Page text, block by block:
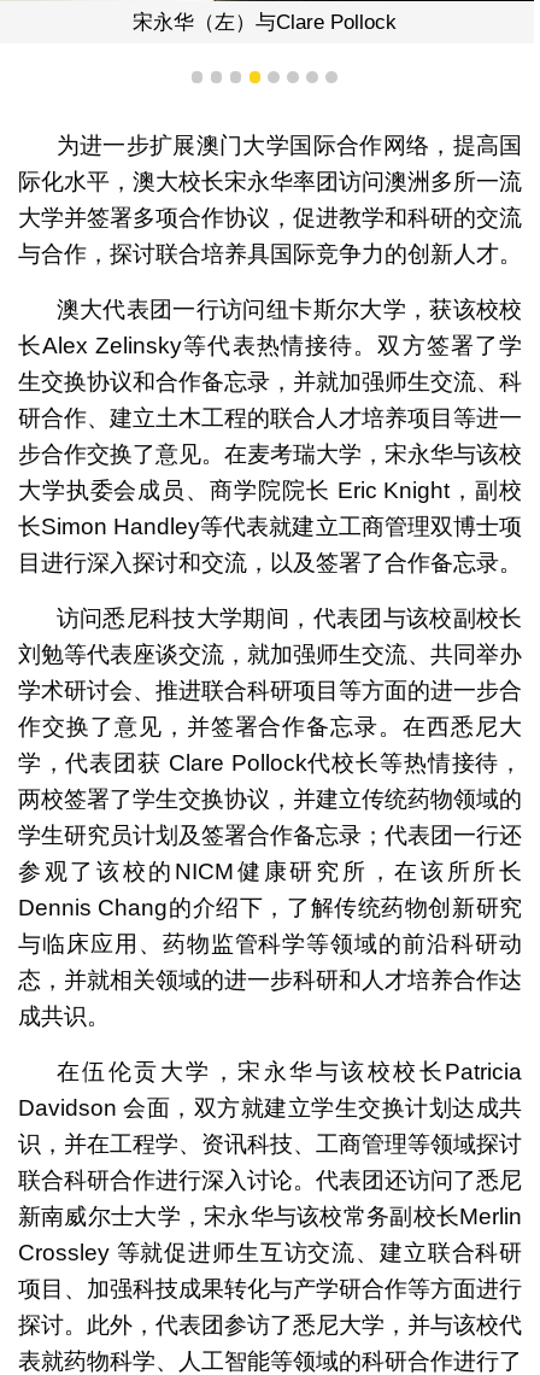
宋永华（左）与Clare Pollock
1 2 3 4 5 6 7 8
为进一步扩展澳门大学国际合作网络，提高国
际化水平，澳大校长宋永华率团访问澳洲多所一流
大学并签署多项合作协议，促进教学和科研的交流
与合作，探讨联合培养具国际竞争力的创新人才。
澳大代表团一行访问纽卡斯尔大学，获该校校
长Alex Zelinsky等代表热情接待。双方签署了学
生交换协议和合作备忘录，并就加强师生交流、科
研合作、建立土木工程的联合人才培养项目等进一
步合作交换了意见。在麦考瑞大学，宋永华与该校
大学执委会成员、商学院院长 Eric Knight，副校
长Simon Handley等代表就建立工商管理双博士项
目进行深入探讨和交流，以及签署了合作备忘录。
访问悉尼科技大学期间，代表团与该校副校长
刘勉等代表座谈交流，就加强师生交流、共同举办
学术研讨会、推进联合科研项目等方面的进一步合
作交换了意见，并签署合作备忘录。在西悉尼大
学，代表团获 Clare Pollock代校长等热情接待，
两校签署了学生交换协议，并建立传统药物领域的
学生研究员计划及签署合作备忘录；代表团一行还
参观了该校的NICM健康研究所，在该所所长
Dennis Chang的介绍下，了解传统药物创新研究
与临床应用、药物监管科学等领域的前沿科研动
态，并就相关领域的进一步科研和人才培养合作达
成共识。
在伍伦贡大学，宋永华与该校校长Patricia
Davidson 会面，双方就建立学生交换计划达成共
识，并在工程学、资讯科技、工商管理等领域探讨
联合科研合作进行深入讨论。代表团还访问了悉尼
新南威尔士大学，宋永华与该校常务副校长Merlin
Crossley 等就促进师生互访交流、建立联合科研
项目、加强科技成果转化与产学研合作等方面进行
探讨。此外，代表团参访了悉尼大学，并与该校代
表就药物科学、人工智能等领域的科研合作进行了